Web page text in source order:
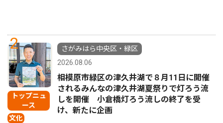
2
トップニュ
ース
文化
さがみはら中央区・緑区
2026.08.06
相模原市緑区の津久井湖で８月11日に開催
されるみんなの津久井湖夏祭りで灯ろう流
しを開催 小倉橋灯ろう流しの終了を受
け、新たに企画